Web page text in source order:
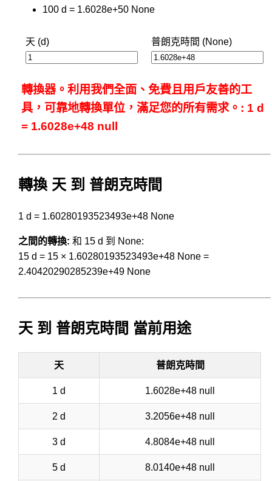
100 d = 1.6028e+50 None
天 (d) 普朗克時間 (None)
轉換器。利用我們全面、免費且用戶友善的工
具，可靠地轉換單位，滿足您的所有需求。: 1 d
= 1.6028e+48 null
轉換 天 到 普朗克時間
1 d = 1.60280193523493e+48 None
之間的轉換: 和 15 d 到 None:
15 d = 15 × 1.60280193523493e+48 None =
2.40420290285239e+49 None
天 到 普朗克時間 當前用途
天 普朗克時間
1 d 1.6028e+48 null
2 d 3.2056e+48 null
3 d 4.8084e+48 null
5 d 8.0140e+48 null